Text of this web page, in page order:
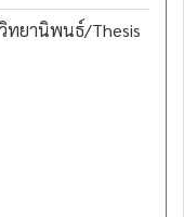
วิทยานิพนธ์/Thesis